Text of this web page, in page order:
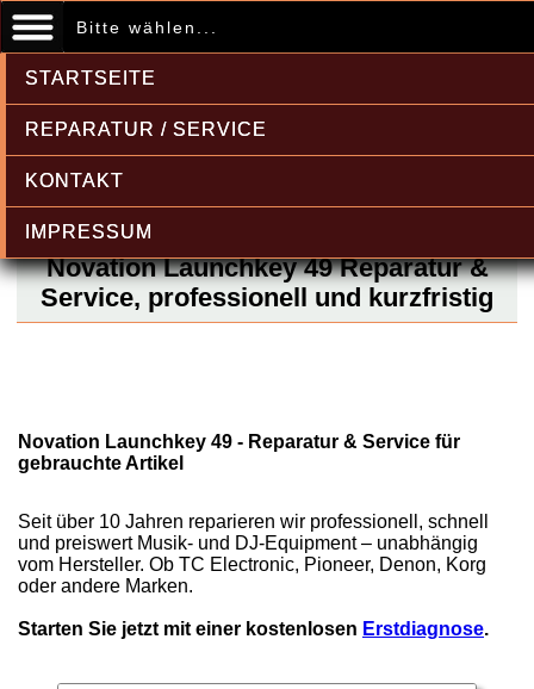
Bitte wählen...
STARTSEITE
REPARATUR / SERVICE
KONTAKT
IMPRESSUM
Novation Launchkey 49 Reparatur &
Service, professionell und kurzfristig
Novation Launchkey 49 - Reparatur & Service für
gebrauchte Artikel
Seit über 10 Jahren reparieren wir professionell, schnell
und preiswert Musik- und DJ-Equipment – unabhängig
vom Hersteller. Ob TC Electronic, Pioneer, Denon, Korg
oder andere Marken.
Starten Sie jetzt mit einer kostenlosen Erstdiagnose.